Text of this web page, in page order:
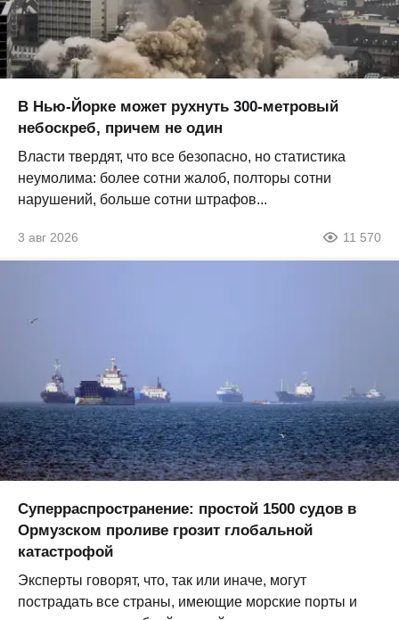
В Нью-Йорке может рухнуть 300-метровый
небоскреб, причем не один
Власти твердят, что все безопасно, но статистика
неумолима: более сотни жалоб, полторы сотни
нарушений, больше сотни штрафов...
3 авг 2026 11 570
Суперраспространение: простой 1500 судов в
Ормузском проливе грозит глобальной
катастрофой
Эксперты говорят, что, так или иначе, могут
пострадать все страны, имеющие морские порты и